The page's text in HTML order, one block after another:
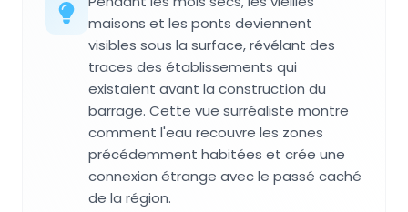
maisons et les ponts deviennent
visibles sous la surface, révélant des
traces des établissements qui
existaient avant la construction du
barrage. Cette vue surréaliste montre
comment l'eau recouvre les zones
précédemment habitées et crée une
connexion étrange avec le passé caché
de la région.